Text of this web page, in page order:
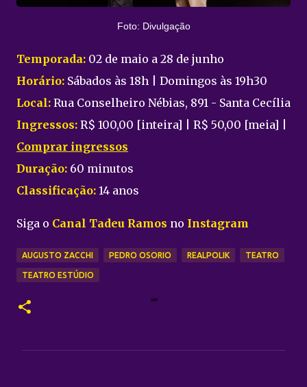
Foto: Divulgação
Temporada: 02 de maio a 28 de junho
Horário: Sábados às 18h | Domingos às 19h30
Local: Rua Conselheiro Nébias, 891 - Santa Cecília
Ingressos: R$ 100,00 [inteira] | R$ 50,00 [meia] |
Comprar ingressos
Duração: 60 minutos
Classificação: 14 anos
Siga o Canal Tadeu Ramos no Instagram
AUGUSTO ZACCHI PEDRO OSORIO REALPOLIK TEATRO
TEATRO ESTÚDIO